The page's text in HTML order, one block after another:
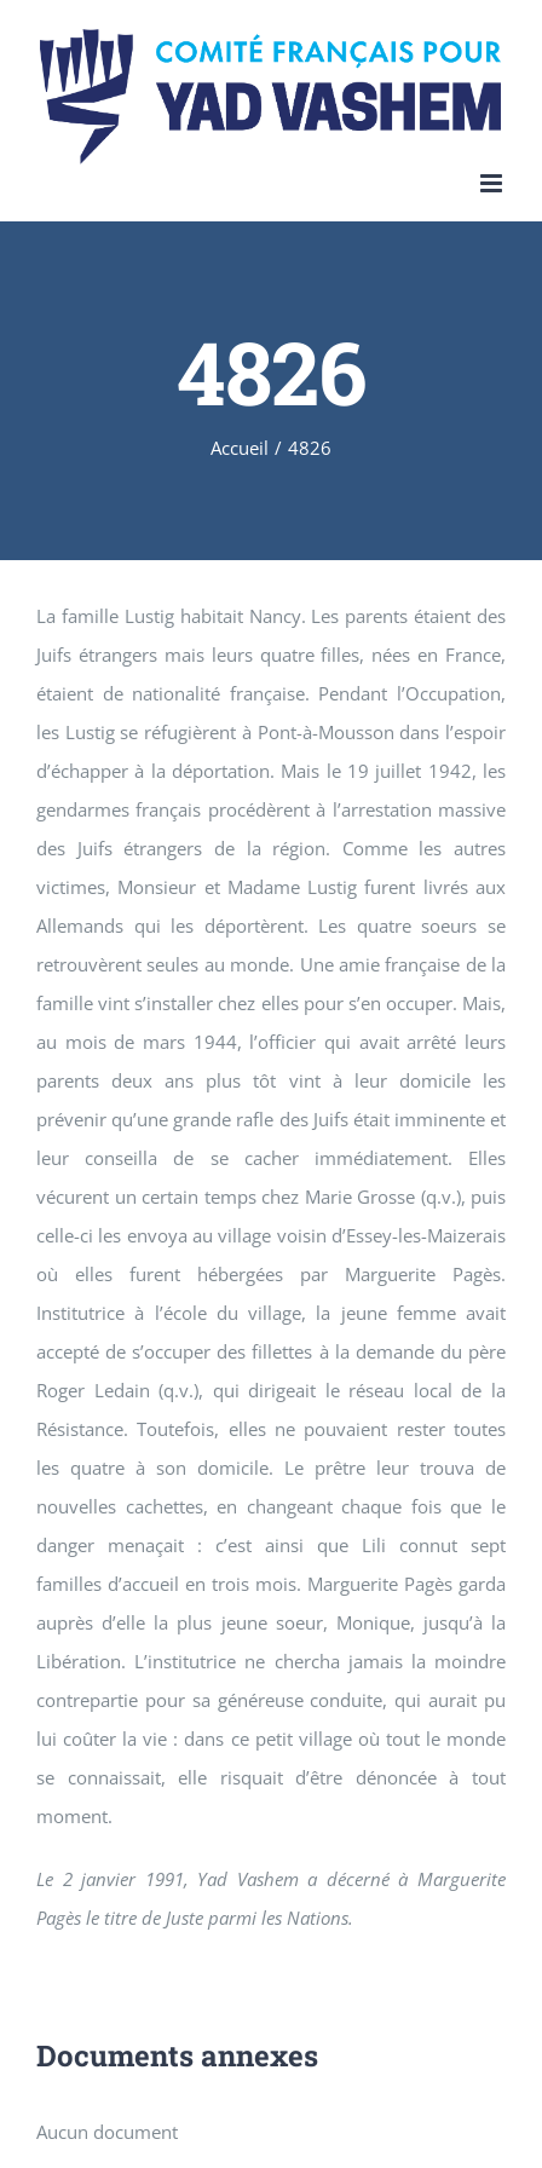
content
4826
Accueil / 4826
La famille Lustig habitait Nancy. Les parents étaient des
Juifs étrangers mais leurs quatre filles, nées en France,
étaient de nationalité française. Pendant l’Occupation,
les Lustig se réfugièrent à Pont-à-Mousson dans l’espoir
d’échapper à la déportation. Mais le 19 juillet 1942, les
gendarmes français procédèrent à l’arrestation massive
des Juifs étrangers de la région. Comme les autres
victimes, Monsieur et Madame Lustig furent livrés aux
Allemands qui les déportèrent. Les quatre soeurs se
retrouvèrent seules au monde. Une amie française de la
famille vint s’installer chez elles pour s’en occuper. Mais,
au mois de mars 1944, l’officier qui avait arrêté leurs
parents deux ans plus tôt vint à leur domicile les
prévenir qu’une grande rafle des Juifs était imminente et
leur conseilla de se cacher immédiatement. Elles
vécurent un certain temps chez Marie Grosse (q.v.), puis
celle-ci les envoya au village voisin d’Essey-les-Maizerais
où elles furent hébergées par Marguerite Pagès.
Institutrice à l’école du village, la jeune femme avait
accepté de s’occuper des fillettes à la demande du père
Roger Ledain (q.v.), qui dirigeait le réseau local de la
Résistance. Toutefois, elles ne pouvaient rester toutes
les quatre à son domicile. Le prêtre leur trouva de
nouvelles cachettes, en changeant chaque fois que le
danger menaçait : c’est ainsi que Lili connut sept
familles d’accueil en trois mois. Marguerite Pagès garda
auprès d’elle la plus jeune soeur, Monique, jusqu’à la
Libération. L’institutrice ne chercha jamais la moindre
contrepartie pour sa généreuse conduite, qui aurait pu
lui coûter la vie : dans ce petit village où tout le monde
se connaissait, elle risquait d’être dénoncée à tout
moment.
Le 2 janvier 1991, Yad Vashem a décerné à Marguerite
Pagès le titre de Juste parmi les Nations.
Documents annexes
Aucun document